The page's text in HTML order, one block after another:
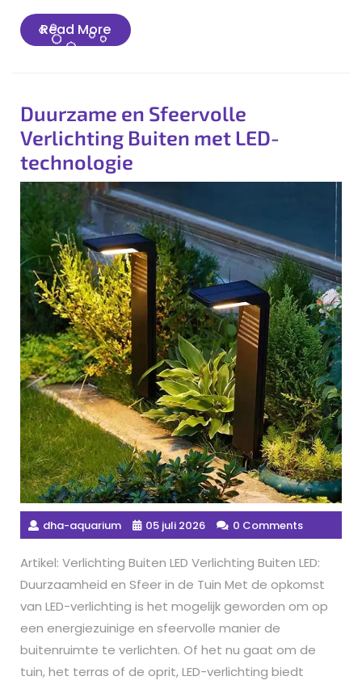
Read MoreRead
More
Duurzame en Sfeervolle
Verlichting Buiten met LED-
technologie
dha-aquarium 05 juli 2026 0 Comments
Artikel: Verlichting Buiten LED Verlichting Buiten LED:
Duurzaamheid en Sfeer in de Tuin Met de opkomst
van LED-verlichting is het mogelijk geworden om op
een energiezuinige en sfeervolle manier de
buitenruimte te verlichten. Of het nu gaat om de
tuin, het terras of de oprit, LED-verlichting biedt